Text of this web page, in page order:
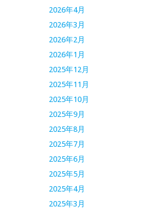
2026年4月
2026年3月
2026年2月
2026年1月
2025年12月
2025年11月
2025年10月
2025年9月
2025年8月
2025年7月
2025年6月
2025年5月
2025年4月
2025年3月